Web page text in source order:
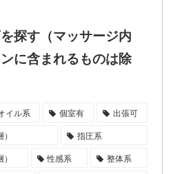
探す（マッサージ内
に含まれるものは除
イル系 個室有
出張可
指圧系
性感系
整体系